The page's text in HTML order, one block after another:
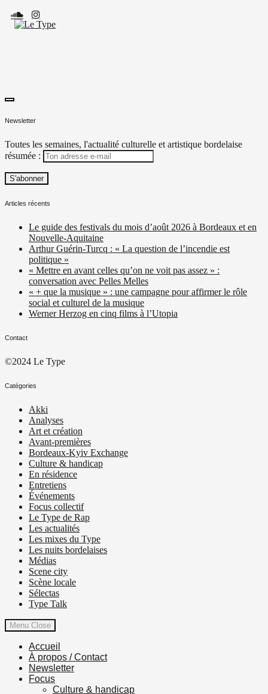
Skip
to
content
toggle
sidebar
Newsletter
Toutes les semaines, l'actualité culturelle et artistique bordelaise
résumée :
Articles récents
Le guide des festivals du mois d’août 2026 à Bordeaux et en
Nouvelle-Aquitaine
Arthur Guérin-Turcq : « La question de l’incendie est
politique »
« Mettre en avant celles qu’on ne voit pas assez » :
conversation avec Pelles Melles
« + que la musique » : une campagne pour affirmer le rôle
social et culturel de la musique
Werner Herzog en cinq films à l’Utopia
Contact
©2024 Le Type
Catégories
Akki
Analyses
Art et création
Avant-premières
Bordeaux-Kyiv Exchange
Culture & handicap
En résidence
Entretiens
Événements
Focus collectif
Le Type de Rap
Les actualités
Les mixes du Type
Les nuits bordelaises
Médias
Scene city
Scène locale
Sélectas
Type Talk
Menu Close
Accueil
À propos / Contact
Newsletter
Focus
Culture & handicap